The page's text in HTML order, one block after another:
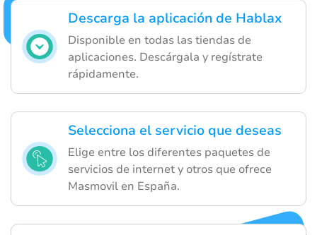
Descarga la aplicación de Hablax
Disponible en todas las tiendas de
aplicaciones. Descárgala y regístrate
rápidamente.
Selecciona el servicio que deseas
Elige entre los diferentes paquetes de
servicios de internet y otros que ofrece
Masmovil en España.